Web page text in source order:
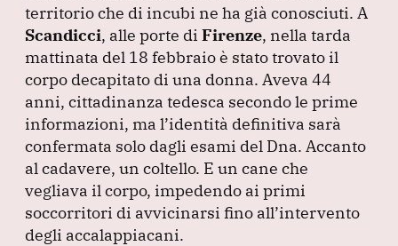
e
b
o
o
k
e
dI
n
s
A
p
p
gr
a
m
l
territorio che di incubi ne ha già conosciuti. A
Scandicci, alle porte di Firenze, nella tarda
mattinata del 18 febbraio è stato trovato il
corpo decapitato di una donna. Aveva 44
anni, cittadinanza tedesca secondo le prime
informazioni, ma l’identità definitiva sarà
confermata solo dagli esami del Dna. Accanto
al cadavere, un coltello. E un cane che
vegliava il corpo, impedendo ai primi
soccorritori di avvicinarsi fino all’intervento
degli accalappiacani.